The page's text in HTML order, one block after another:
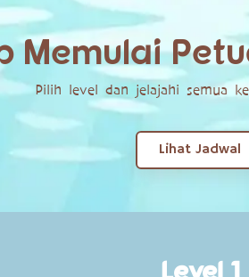
Memulai
Pilih level dan jelajahi semua
Lihat Jadwal
Level 1